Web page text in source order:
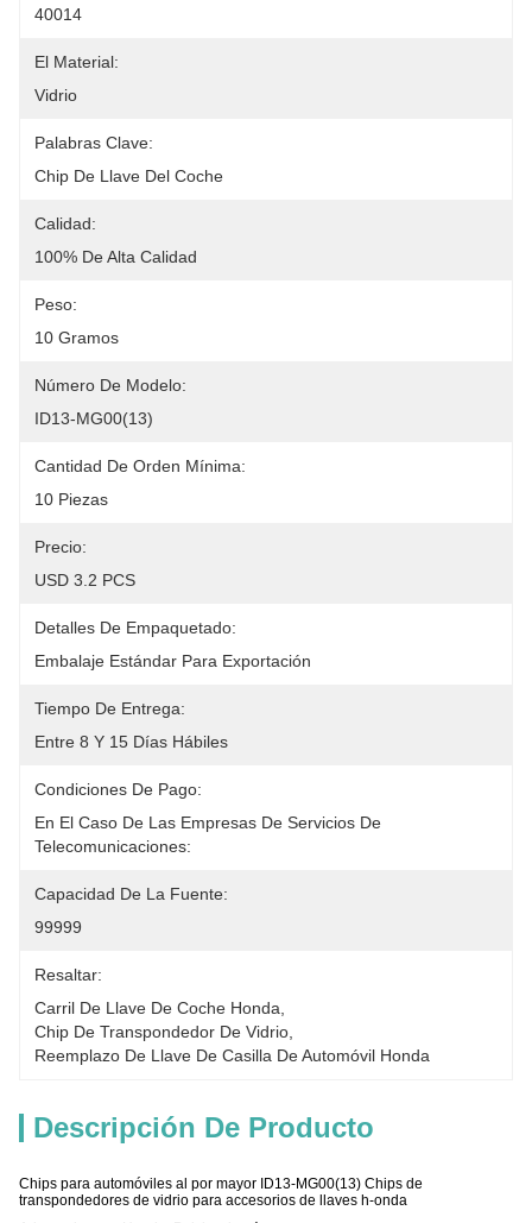
40014
El Material:
Vidrio
Palabras Clave:
Chip De Llave Del Coche
Calidad:
100% De Alta Calidad
Peso:
10 Gramos
Número De Modelo:
ID13-MG00(13)
Cantidad De Orden Mínima:
10 Piezas
Precio:
USD 3.2 PCS
Detalles De Empaquetado:
Embalaje Estándar Para Exportación
Tiempo De Entrega:
Entre 8 Y 15 Días Hábiles
Condiciones De Pago:
En El Caso De Las Empresas De Servicios De
Telecomunicaciones:
Capacidad De La Fuente:
99999
Resaltar:
Carril De Llave De Coche Honda
Chip De Transpondedor De Vidrio
Reemplazo De Llave De Casilla De Automóvil Honda
Descripción De Producto
Chips para automóviles al por mayor ID13-MG00(13) Chips de
transpondedores de vidrio para accesorios de llaves h-onda